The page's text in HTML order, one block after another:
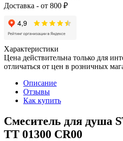
Доставка - от 800 ₽
Характеристики
Цена действительна только для
отличаться от цен в розничных
Описание
Отзывы
Как купить
Смеситель для душа
TT 01300 CR00